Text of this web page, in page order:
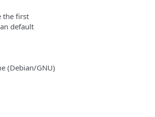
the first
default
(Debian/GNU)